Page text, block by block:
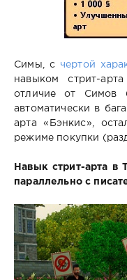
Симы, с чертой
навыком стрит-
отличие от Симов
автоматически в
арта «Бэнкис»,
режиме покупки
Навык стрит-арта в
параллельно с